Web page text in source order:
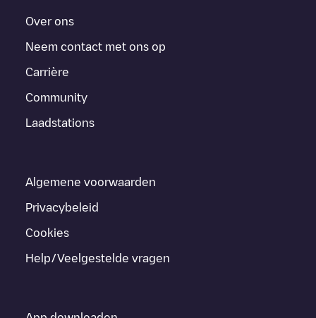
Over ons
Neem contact met ons op
Carrière
Community
Laadstations
Algemene voorwaarden
Privacybeleid
Cookies
Help/Veelgestelde vragen